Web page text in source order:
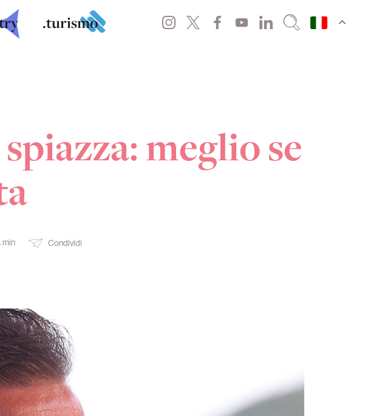
.turismo
meglio se
min Condividi